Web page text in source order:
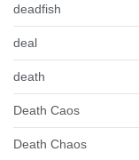
deadfish
deal
death
Death Caos
Death Chaos